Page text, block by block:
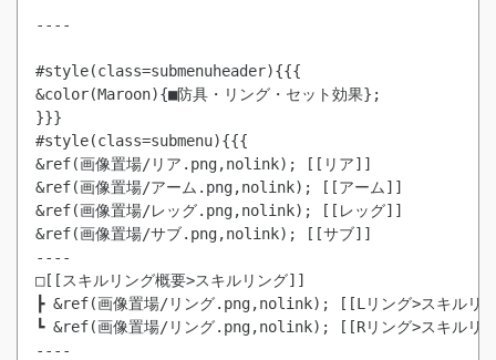
----
#style(class=submenuheader){{{
&color(Maroon){■防具・リング・セット効果};
}}}
#style(class=submenu){{{
&ref(画像置場/リア.png,nolink); [[リア]]
&ref(画像置場/アーム.png,nolink); [[アーム]]
&ref(画像置場/レッグ.png,nolink); [[レッグ]]
&ref(画像置場/サブ.png,nolink); [[サブ]]
----
□[[スキルリング概要>スキルリング]]
┣ &ref(画像置場/リング.png,nolink); [[Lリング>スキルリ
┗ &ref(画像置場/リング.png,nolink); [[Rリング>スキルリ
----